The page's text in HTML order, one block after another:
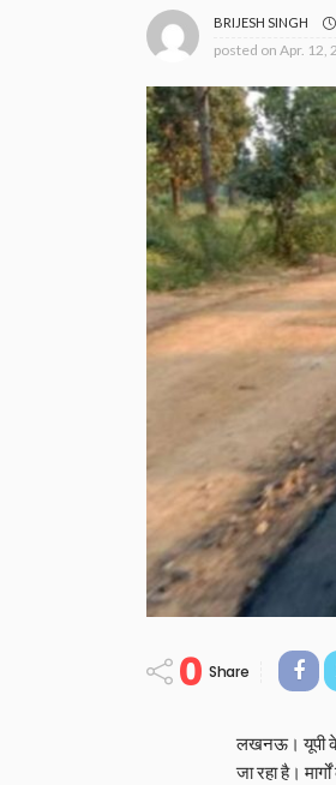
BRIJESH SINGH
posted on Apr. 12,
0 Share
लखनऊ। यूपी के
जा रहा है।